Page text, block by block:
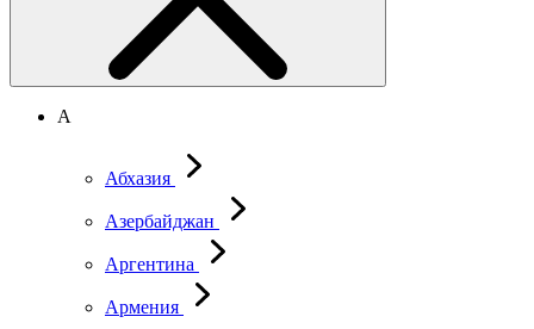
А
Абхазия
Азербайджан
Аргентина
Армения